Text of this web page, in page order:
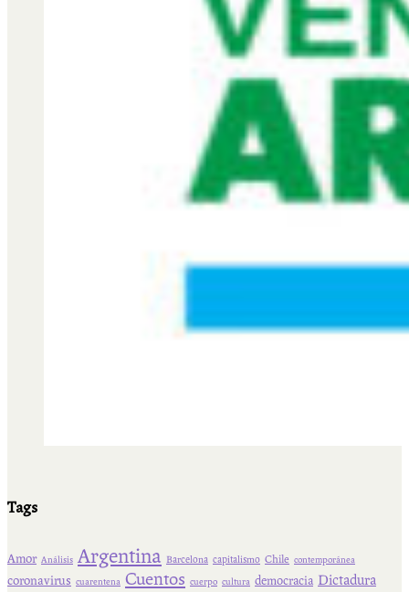
Tags
Amor Análisis Argentina Barcelona capitalismo Chile contemporánea
coronavirus cuarentena Cuentos cuerpo cultura democracia Dictadura